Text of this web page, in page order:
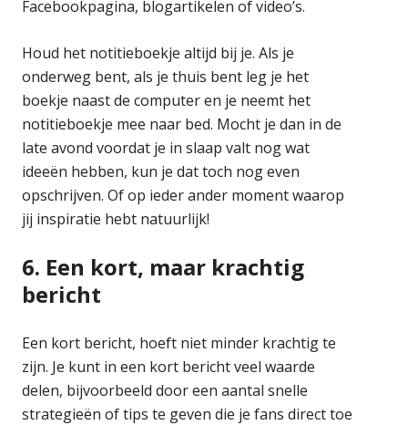
Facebookpagina, blogartikelen of video’s.
Houd het notitieboekje altijd bij je. Als je
onderweg bent, als je thuis bent leg je het
boekje naast de computer en je neemt het
notitieboekje mee naar bed. Mocht je dan in de
late avond voordat je in slaap valt nog wat
ideeën hebben, kun je dat toch nog even
opschrijven. Of op ieder ander moment waarop
jij inspiratie hebt natuurlijk!
6. Een kort, maar krachtig
bericht
Een kort bericht, hoeft niet minder krachtig te
zijn. Je kunt in een kort bericht veel waarde
delen, bijvoorbeeld door een aantal snelle
strategieën of tips te geven die je fans direct toe